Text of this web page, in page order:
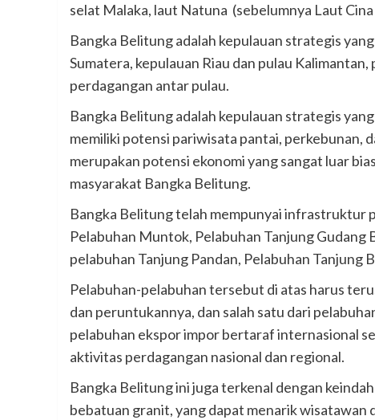
selat Malaka, laut Natuna (sebelumnya Laut Cina
Bangka Belitung adalah kepulauan strategis
Sumatera, kepulauan Riau dan pulau
perdagangan antar pulau.
Bangka Belitung adalah kepulauan strategis
memiliki potensi pariwisata pantai, perkebunan,
merupakan potensi ekonomi yang sangat luar
masyarakat Bangka Belitung.
Bangka Belitung telah mempunyai infrastruktur
Pelabuhan Muntok, Pelabuhan Tanjung Gudang
pelabuhan Tanjung Pandan, Pelabuhan Tanjung
Pelabuhan-pelabuhan tersebut di atas harus
dan peruntukannya, dan salah satu dari
pelabuhan ekspor impor bertaraf internasional
aktivitas perdagangan nasional dan regional.
Bangka Belitung ini juga terkenal dengan
bebatuan granit, yang dapat menarik